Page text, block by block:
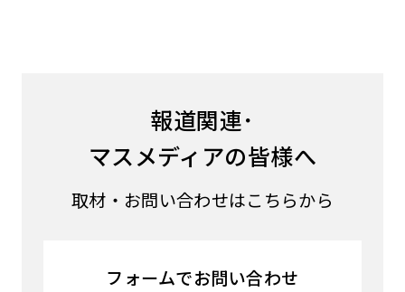
報道関連･
マスメディアの皆様へ
取材・お問い合わせはこちらから
フォームでお問い合わせ